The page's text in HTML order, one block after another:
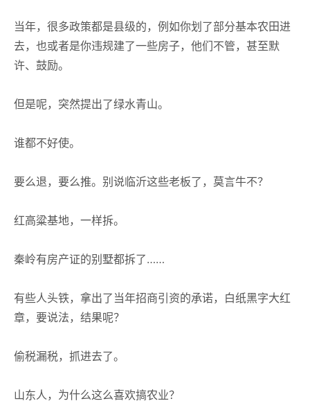
当年，很多政策都是县级的，例如你划了部分基本农田进
去，也或者是你违规建了一些房子，他们不管，甚至默
许、鼓励。
但是呢，突然提出了绿水青山。
谁都不好使。
要么退，要么推。别说临沂这些老板了，莫言牛不？
红高粱基地，一样拆。
秦岭有房产证的别墅都拆了……
有些人头铁，拿出了当年招商引资的承诺，白纸黑字大红
章，要说法，结果呢？
偷税漏税，抓进去了。
山东人，为什么这么喜欢搞农业？